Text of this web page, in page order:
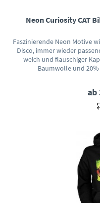
Neon Curiosity CAT
Faszinierende Neon Motive
Disco, immer wieder
weich und flauschiger
Baumwolle und
ab